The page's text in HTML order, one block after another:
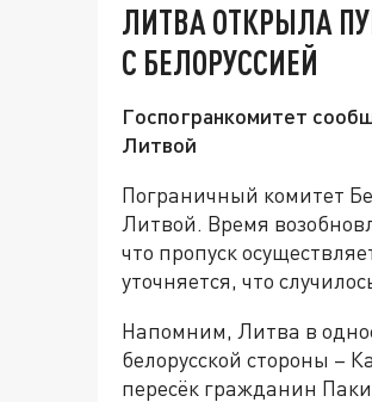
ЛИТВА ОТКРЫЛА
С БЕЛОРУССИЕЙ
Госпогранкомитет
Литвой
Пограничный комитет
Литвой. Время
что пропуск
уточняется, что
Напомним, Литва в
белорусской стороны –
пересёк гражданин